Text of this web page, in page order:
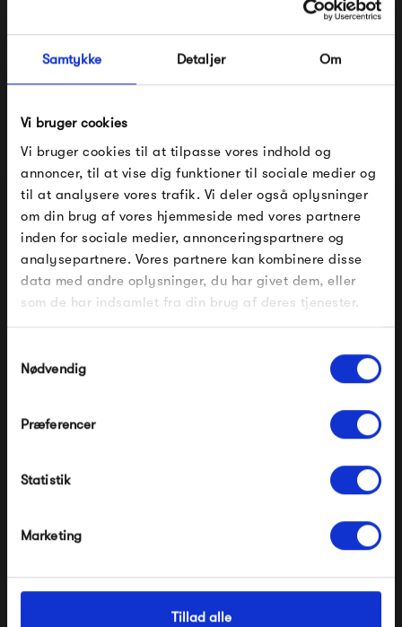
Samtykke Detaljer Om
Vi bruger cookies
Vi bruger cookies til at tilpasse vores indhold og
annoncer, til at vise dig funktioner til sociale medier og
til at analysere vores trafik. Vi deler også oplysninger
om din brug af vores hjemmeside med vores partnere
inden for sociale medier, annonceringspartnere og
analysepartnere. Vores partnere kan kombinere disse
data med andre oplysninger, du har givet dem, eller
som de har indsamlet fra din brug af deres tjenester.
Nødvendig
Præferencer
Statistik
Marketing
Tillad alle
stilrene linjer og geniale finesser. HAY er uden tvivl et af de
tradition som findes herhjemme.
Produkter fra samme kategori
HAY Colour Sticks
HAY Barro Oval Dish
FÅ 10% PÅ DIN NÆSTE ORDRE
Indtast din e-mail, så sender vi rabatkoden til dig på
mail. Minimumsbeløb er 499 kr. for at indløse
rabatten.
Gælder ikke på produkter fra Fermob, File Under
*Ved at tilmelde dig accepterer du at modtage e-